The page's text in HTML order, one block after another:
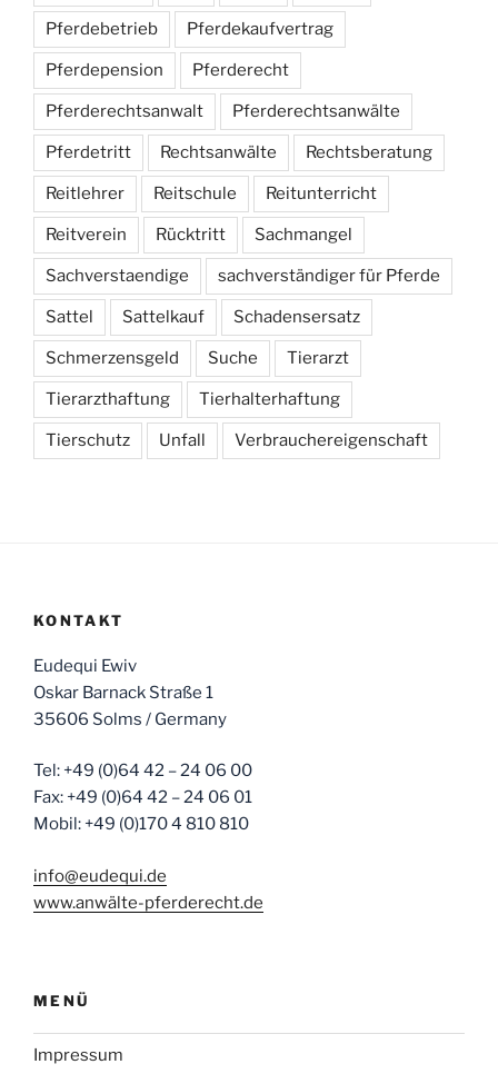
Pferdebetrieb Pferdekaufvertrag
Pferdepension Pferderecht
Pferderechtsanwalt Pferderechtsanwälte
Pferdetritt Rechtsanwälte Rechtsberatung
Reitlehrer Reitschule Reitunterricht
Reitverein Rücktritt Sachmangel
Sachverstaendige sachverständiger für Pferde
Sattel Sattelkauf Schadensersatz
Schmerzensgeld Suche Tierarzt
Tierarzthaftung Tierhalterhaftung
Tierschutz Unfall Verbrauchereigenschaft
KONTAKT
Eudequi Ewiv
Oskar Barnack Straße 1
35606 Solms / Germany
Tel: +49 (0)64 42 – 24 06 00
Fax: +49 (0)64 42 – 24 06 01
Mobil: +49 (0)170 4 810 810
info@eudequi.de
www.anwälte-pferderecht.de
MENÜ
Impressum